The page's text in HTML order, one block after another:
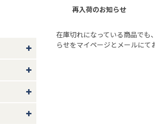
再入荷のお知らせ
在庫切れになっている商品でも
らせをマイページとメールに